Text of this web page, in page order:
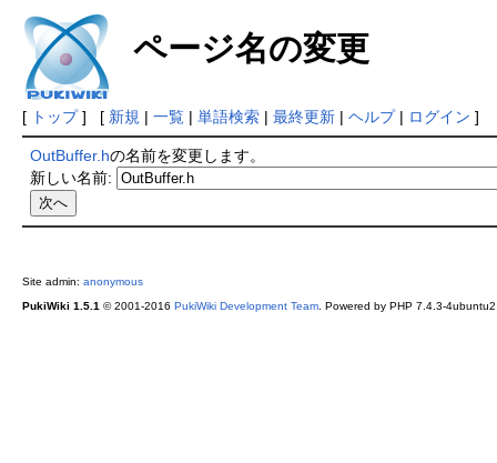
ページ名の変更
[ トップ] [ 新規 | 一覧| 単語検索| 最終更新| ヘルプ| ログイン ]
OutBuffer.hの名前を変更します。
新しい名前:
Site admin: anonymous
PukiWiki 1.5.1 © 2001-2016 PukiWiki Development Team. Powered by PHP 7.4.3-